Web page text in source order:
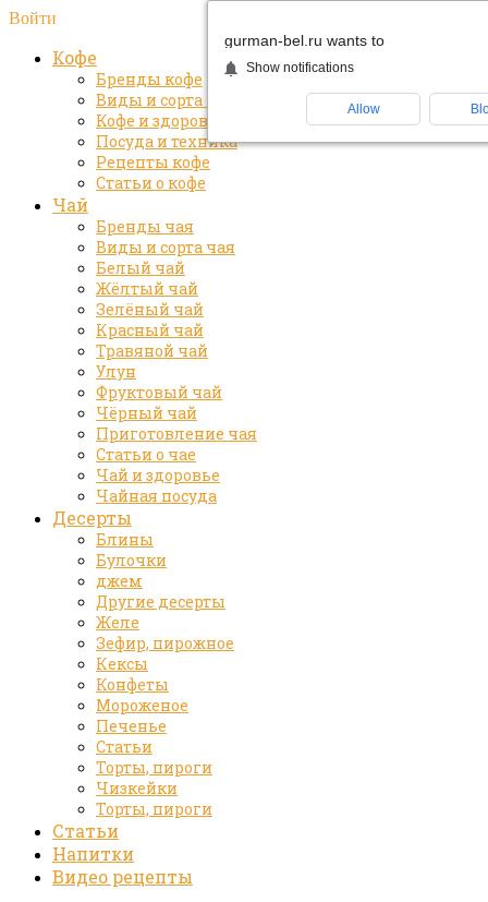
Войти
Кофе
Бренды кофе
Виды и сорта кофе
Кофе и здоровье
Посуда и техника
Рецепты кофе
Статьи о кофе
Чай
Бренды чая
Виды и сорта чая
Белый чай
Жёлтый чай
Зелёный чай
Красный чай
Травяной чай
Улун
Фруктовый чай
Чёрный чай
Приготовление чая
Статьи о чае
Чай и здоровье
Чайная посуда
Десерты
Блины
Булочки
джем
Другие десерты
Желе
Зефир, пирожное
Кексы
Конфеты
Мороженое
Печенье
Статьи
Торты, пироги
Чизкейки
Торты, пироги
Статьи
Напитки
Видео рецепты
gurman-bel.ru wants to
Show notifications
Allow